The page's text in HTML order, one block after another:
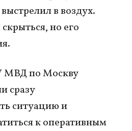
в воздух.
но его
МВД по Москву
сразу
ситуацию и
к оперативным